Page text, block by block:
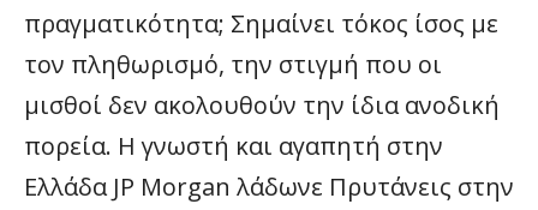
πραγματικότητα; Σημαίνει τόκος ίσος με
τον πληθωρισμό, την στιγμή που οι
μισθοί δεν ακολουθούν την ίδια ανοδική
πορεία. Η γνωστή και αγαπητή στην
Ελλάδα JP Morgan λάδωνε Πρυτάνεις στην